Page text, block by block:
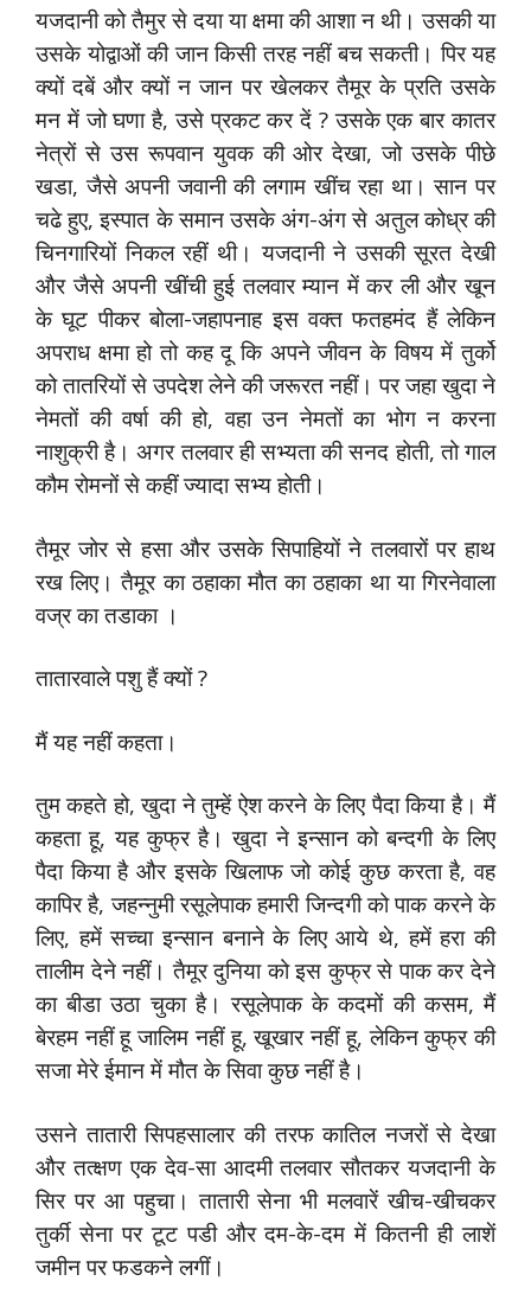
यजदानी को तैमुर से दया या क्षमा की आशा न थी। उसकी या
उसके योद्वाओं की जान किसी तरह नहीं बच सकती। पिर यह
क्‍यों दबें और क्‍यों न जान पर खेलकर तैमूर के प्रति उसके
मन में जो घणा है, उसे प्रकट कर दें ? उसके एक बार कातर
नेत्रों से उस रूपवान युवक की ओर देखा, जो उसके पीछे
खडा, जैसे अपनी जवानी की लगाम खींच रहा था। सान पर
चढे हुए, इस्‍पात के समान उसके अंग-अंग से अतुल कोध्र की
चिनगारियों निकल रहीं थी। यजदानी ने उसकी सूरत देखी
और जैसे अपनी खींची हुई तलवार म्‍यान में कर ली और खून
के घूट पीकर बोला-जहापनाह इस वक्‍त फतहमंद हैं लेकिन
अपराध क्षमा हो तो कह दू कि अपने जीवन के विषय में तुर्को
को तातरियों से उपदेश लेने की जरूरत नहीं। पर जहा खुदा ने
नेमतों की वर्षा की हो, वहा उन नेमतों का भोग न करना
नाशुक्री है। अगर तलवार ही सभ्‍यता की सनद होती, तो गाल
कौम रोमनों से कहीं ज्‍यादा सभ्‍य होती।
तैमूर जोर से हसा और उसके सिपाहियों ने तलवारों पर हाथ
रख लिए। तैमूर का ठहाका मौत का ठहाका था या गिरनेवाला
वज्र का तडाका ।
तातारवाले पशु हैं क्‍यों ?
मैं यह नहीं कहता।
तुम कहते हो, खुदा ने तुम्‍हें ऐश करने के लिए पैदा किया है। मैं
कहता हू, यह कुफ्र है। खुदा ने इन्‍सान को बन्‍दगी के लिए
पैदा किया है और इसके खिलाफ जो कोई कुछ करता है, वह
कापिर है, जहन्‍नुमी रसूलेपाक हमारी जिन्‍दगी को पाक करने के
लिए, हमें सच्‍चा इन्‍सान बनाने के लिए आये थे, हमें हरा की
तालीम देने नहीं। तैमूर दुनिया को इस कुफ्र से पाक कर देने
का बीडा उठा चुका है। रसूलेपाक के कदमों की कसम, मैं
बेरहम नहीं हू जालिम नहीं हू, खूखार नहीं हू, लेकिन कुफ्र की
सजा मेरे ईमान में मौत के सिवा कुछ नहीं है।
उसने तातारी सिपहसालार की तरफ कातिल नजरों से देखा
और तत्‍क्षण एक देव-सा आदमी तलवार सौतकर यजदानी के
सिर पर आ पहुचा। तातारी सेना भी मलवारें खीच-खीचकर
तुर्की सेना पर टूट पडी और दम-के-दम में कितनी ही लाशें
जमीन पर फडकने लगीं।